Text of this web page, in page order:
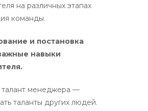
на различных этапах
команды.
и постановка
навыки
менеджера —
таланты других людей.